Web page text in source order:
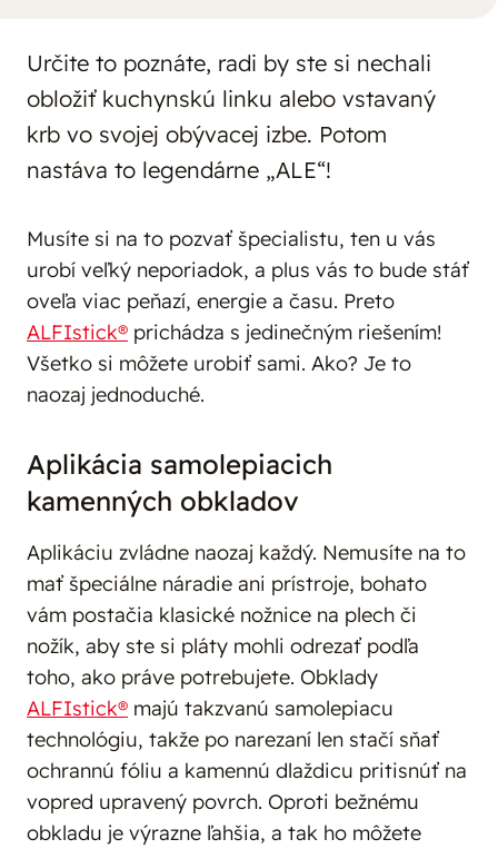
Určite to poznáte, radi by ste si nechali
obložiť kuchynskú linku alebo vstavaný
krb vo svojej obývacej izbe. Potom
nastáva to legendárne „ALE“!
Musíte si na to pozvať špecialistu, ten u vás
urobí veľký neporiadok, a plus vás to bude stáť
oveľa viac peňazí, energie a času. Preto
ALFIstick® prichádza s jedinečným riešením!
Všetko si môžete urobiť sami. Ako? Je to
naozaj jednoduché.
Aplikácia samolepiacich
kamenných obkladov
Aplikáciu zvládne naozaj každý. Nemusíte na to
mať špeciálne náradie ani prístroje, bohato
vám postačia klasické nožnice na plech či
nožík, aby ste si pláty mohli odrezať podľa
toho, ako práve potrebujete. Obklady
ALFIstick® majú takzvanú samolepiacu
technológiu, takže po narezaní len stačí sňať
ochrannú fóliu a kamennú dlaždicu pritisnúť na
vopred upravený povrch. Oproti bežnému
obkladu je výrazne ľahšia, a tak ho môžete